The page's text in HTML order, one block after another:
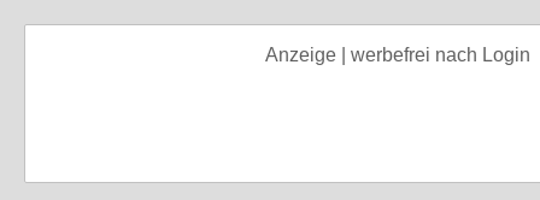
Anzeige | werbefrei nach Login